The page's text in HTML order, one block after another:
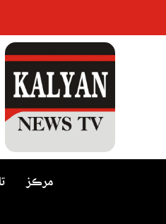
مرڪز